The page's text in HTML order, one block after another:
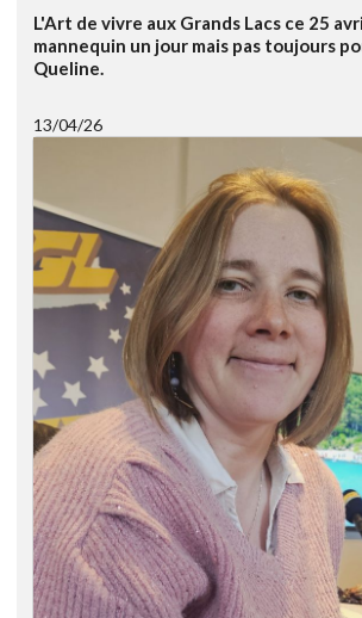
L'Art de vivre aux Grands Lacs ce 25
mannequin un jour mais pas toujours
Queline.
13/04/26